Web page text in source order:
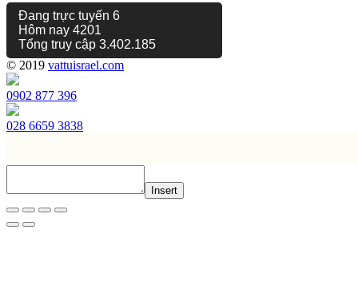
Đang trực tuyến 6
Hôm nay 4201
Tổng truy cập 3.402.185
© 2019 vattuisrael.com
0902 877 396
028 6659 3838
Insert